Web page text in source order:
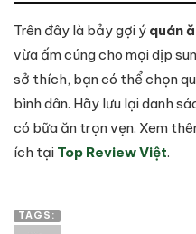
Trên đây là bảy gợi ý quán
vừa ấm cúng cho mọi dịp
sở thích, bạn có thể chọn
bình dân. Hãy lưu lại danh
có bữa ăn trọn vẹn. Xem
ích tại Top Review Việt.
TAGS: